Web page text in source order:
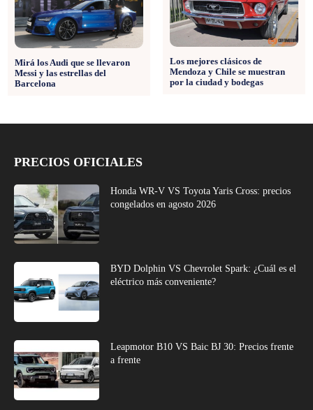
Mirá los Audi que se llevaron
Messi y las estrellas del
Barcelona
Los mejores clásicos de
Mendoza y Chile se muestran
por la ciudad y bodegas
PRECIOS OFICIALES
Honda WR-V VS Toyota Yaris Cross: precios
congelados en agosto 2026
BYD Dolphin VS Chevrolet Spark: ¿Cuál es el
eléctrico más conveniente?
Leapmotor B10 VS Baic BJ 30: Precios frente
a frente